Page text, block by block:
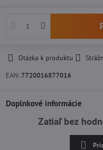
Otázka k produktu
EAN: 7720016877016
Doplnkové informácie
Zatiaľ bez